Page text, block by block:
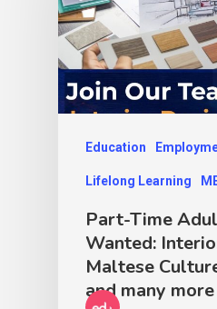
Education
Lifelong Learning
Part-Time
Wanted:
Maltese
and many more